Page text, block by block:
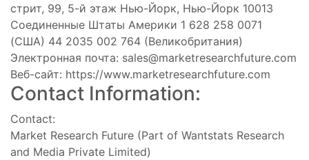
стрит, 99, 5-й этаж Нью-Йорк, Нью-Йорк 10013
Соединенные Штаты Америки 1 628 258 0071
(США) 44 2035 002 764 (Великобритания)
Электронная почта: sales@marketresearchfuture.com
Веб-сайт: https://www.marketresearchfuture.com
Contact Information:
Contact:
Market Research Future (Part of Wantstats Research
and Media Private Limited)